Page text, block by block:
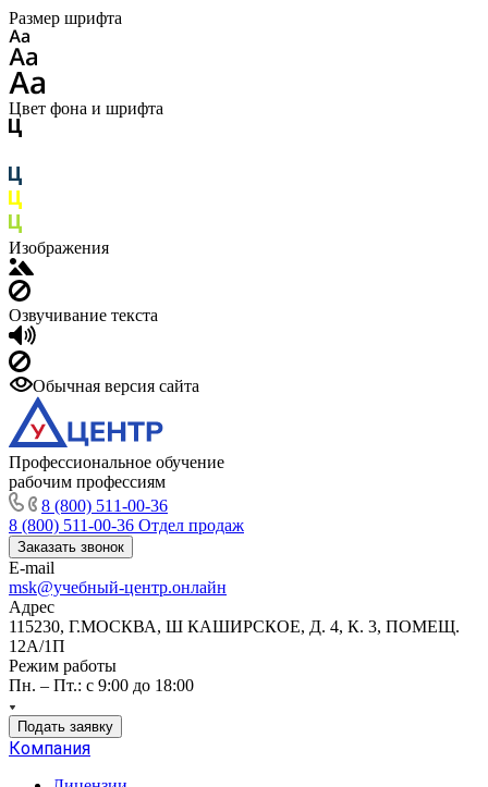
Размер шрифта
Цвет фона и шрифта
Изображения
Озвучивание текста
Обычная версия сайта
Профессиональное обучение
рабочим профессиям
8 (800) 511-00-36
8 (800) 511-00-36 Отдел продаж
Заказать звонок
E-mail
msk@учебный-центр.онлайн
Адрес
115230, Г.МОСКВА, Ш КАШИРСКОЕ, Д. 4, К. 3, ПОМЕЩ.
12А/1П
Режим работы
Пн. – Пт.: с 9:00 до 18:00
Подать заявку
Компания